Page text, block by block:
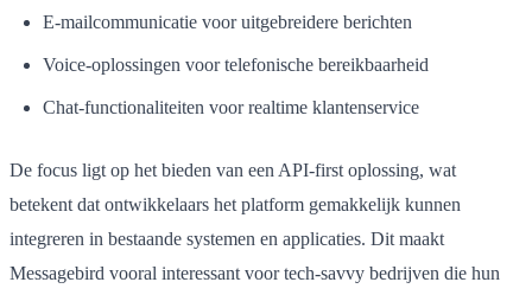
E-mailcommunicatie voor uitgebreidere berichten
Voice-oplossingen voor telefonische bereikbaarheid
Chat-functionaliteiten voor realtime klantenservice
De focus ligt op het bieden van een API-first oplossing, wat
betekent dat ontwikkelaars het platform gemakkelijk kunnen
integreren in bestaande systemen en applicaties. Dit maakt
Messagebird vooral interessant voor tech-savvy bedrijven die hun